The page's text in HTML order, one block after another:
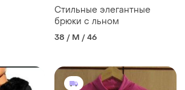
Стильные элегантные
брюки с льном
38 / M / 46